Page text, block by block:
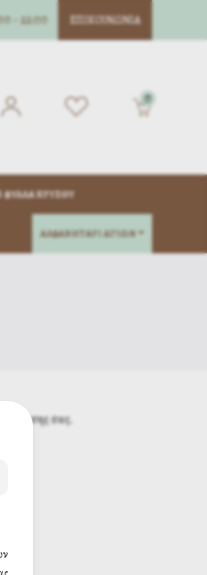
- 22:00 ΕΠΙΚΟΙΝΩΝΊΑ
0
ΦΎΛΛΑ ΧΡΥΣΟΎ
ΑΛΦΑΒΗΤΑΡΙ ΑΓΙΩΝ
σας.